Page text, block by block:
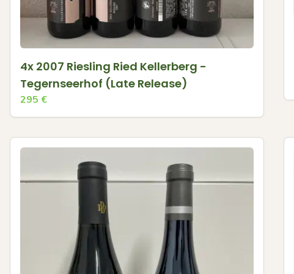
4x 2007 Riesling Ried Kellerberg -
Tegernseerhof (Late Release)
295 €